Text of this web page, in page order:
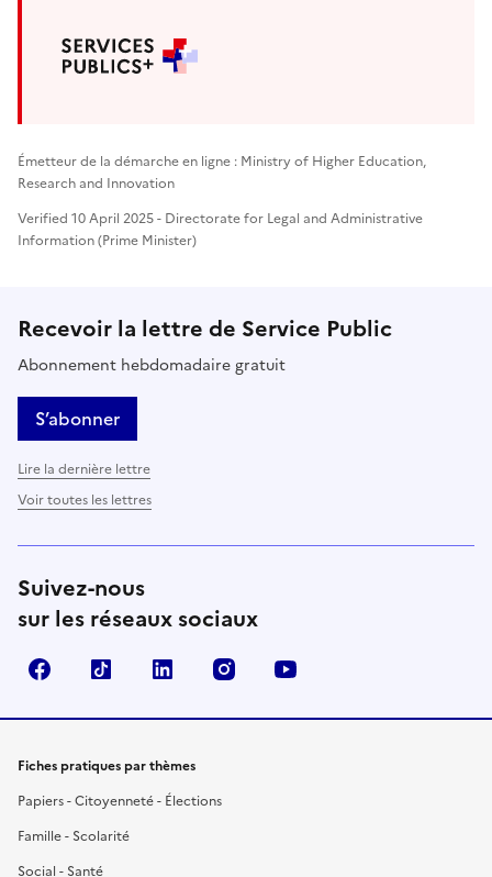
Émetteur de la démarche en ligne : Ministry of Higher Education,
Research and Innovation
Verified 10 April 2025 - Directorate for Legal and Administrative
Information (Prime Minister)
Recevoir la lettre de Service Public
Abonnement hebdomadaire gratuit
S’abonner
Lire la dernière lettre
Voir toutes les lettres
Suivez-nous
sur les réseaux sociaux
FacebookTikTok LinkedIn Instagram
Fiches pratiques par thèmes
Papiers - Citoyenneté - Élections
Famille - Scolarité
Social - Santé